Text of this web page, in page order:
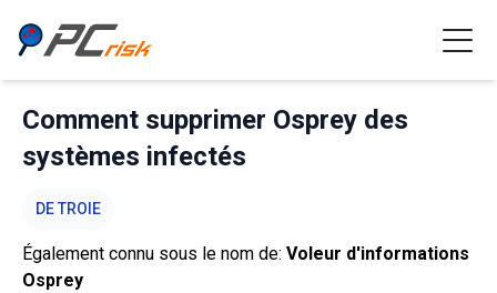
Comment supprimer Osprey des
systèmes infectés
DE TROIE
Également connu sous le nom de: Voleur d'informations
Osprey